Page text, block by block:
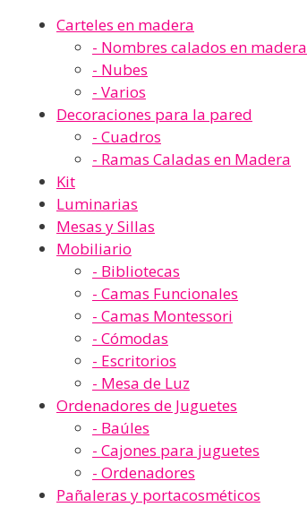
Carteles en madera
- Nombres calados en madera
- Nubes
- Varios
Decoraciones para la pared
- Cuadros
- Ramas Caladas en Madera
Kit
Luminarias
Mesas y Sillas
Mobiliario
- Bibliotecas
- Camas Funcionales
- Camas Montessori
- Cómodas
- Escritorios
- Mesa de Luz
Ordenadores de Juguetes
- Baúles
- Cajones para juguetes
- Ordenadores
Pañaleras y portacosméticos